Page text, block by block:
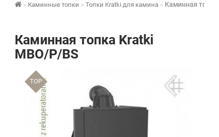
Каминные топки Топки Kratki для камина Каминная
Каминная топка Kratki
MBO/P/BS
TOP